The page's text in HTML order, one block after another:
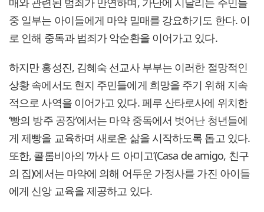
중 일부는 아이들에게 마약 밀매를 강요하기도 한다. 이
로 인해 중독과 범죄가 악순환을 이어가고 있다.
하지만 홍성진, 김혜숙 선교사 부부는 이러한 절망적인
상황 속에서도 현지 주민들에게 희망을 주기 위해 지속
적으로 사역을 이어가고 있다. 페루 산타로사에 위치한
‘빵의 방주 공장’에서는 마약 중독에서 벗어난 청년들에
게 제빵을 교육하며 새로운 삶을 시작하도록 돕고 있다.
또한, 콜롬비아의 ‘까사 드 아미고’(Casa de amigo, 친구
의 집)에서는 마약에 의해 어두운 가정사를 가진 아이들
에게 신앙 교육을 제공하고 있다.